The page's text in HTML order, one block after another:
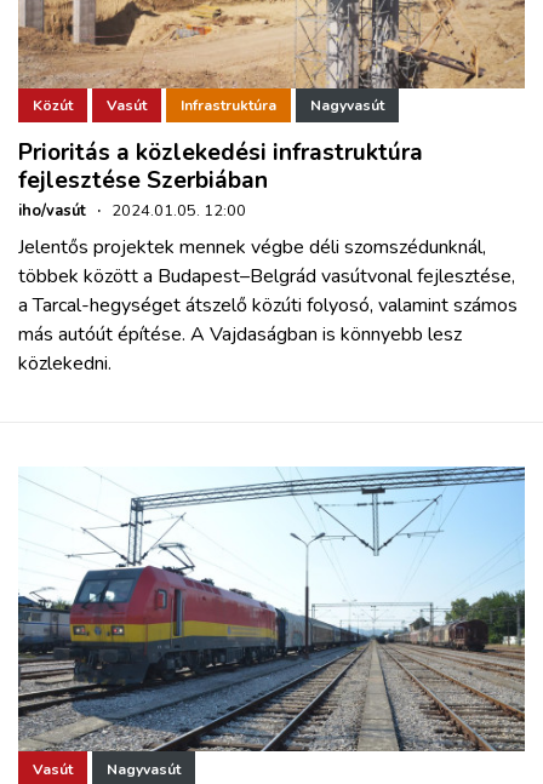
Közút Vasút Infrastruktúra Nagyvasút
Prioritás a közlekedési infrastruktúra
fejlesztése Szerbiában
iho/vasút · 2024.01.05. 12:00
Jelentős projektek mennek végbe déli szomszédunknál,
többek között a Budapest–Belgrád vasútvonal fejlesztése,
a Tarcal-hegységet átszelő közúti folyosó, valamint számos
más autóút építése. A Vajdaságban is könnyebb lesz
közlekedni.
Vasút Nagyvasút